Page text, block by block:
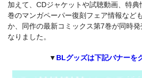
加えて、CDジャケットや試聴動画、特
巻のマンガペーパー復刻フェア情報など
か、同作の最新コミックス第7巻が同時
なりました。
▼ BLグッズは下記バナーを